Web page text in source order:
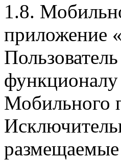
1.8.
приложение
функционалу
Мобильного